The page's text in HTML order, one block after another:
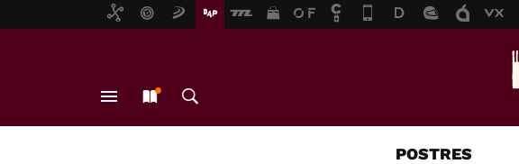
POSTRES